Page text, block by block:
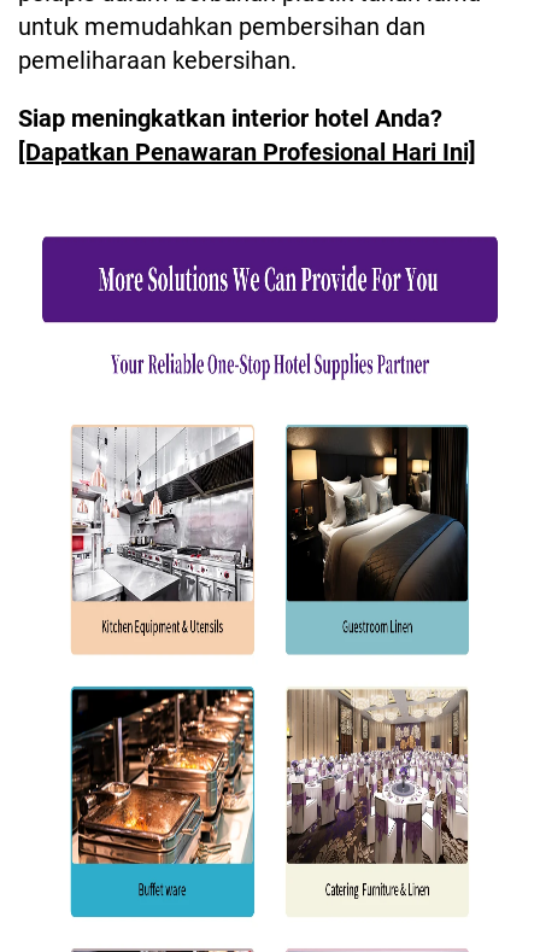
untuk memudahkan pembersihan dan
pemeliharaan kebersihan.
Siap meningkatkan interior hotel Anda?
[Dapatkan Penawaran Profesional Hari Ini]